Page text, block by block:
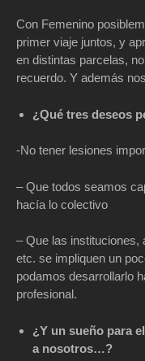
Con Femenino
primer viaje juntos, y
en distintas parcelas,
recuerdo. Y además
¿Qué tres deseos
-No tener lesiones
– Que todos seamos
hacía lo colectivo
– Que las instituciones,
etc. se impliquen un
podamos desarrollarlo
profesional.
¿Y un sueño para
a nosotros…?